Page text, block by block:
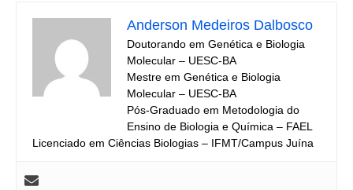
Anderson Medeiros Dalbosco
Doutorando em Genética e Biologia
Molecular – UESC-BA
Mestre em Genética e Biologia
Molecular – UESC-BA
Pós-Graduado em Metodologia do
Ensino de Biologia e Química – FAEL
Licenciado em Ciências Biologias – IFMT/Campus Juína